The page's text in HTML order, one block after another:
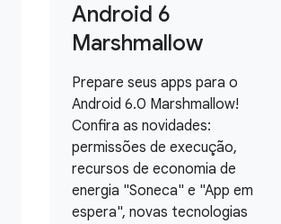
Android 6
Marshmallow
Prepare seus apps para o
Android 6.0 Marshmallow!
Confira as novidades:
permissões de execução,
recursos de economia de
energia "Soneca" e "App em
espera", novas tecnologias